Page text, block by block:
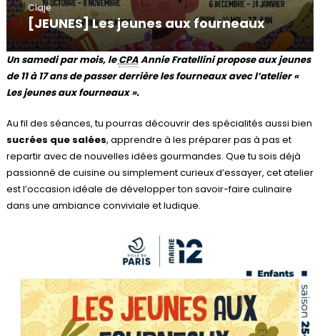
Claje
[JEUNES] Les jeunes aux fourneaux
Un samedi par mois, leCPAAnnie Fratellini propose aux jeunes
de 11 à 17 ans de passer derrière les fourneaux avec l’atelier «
Les jeunes aux fourneaux ».
Au fil des séances, tu pourras découvrir des spécialités aussi bien
sucrées que salées, apprendre à les préparer pas à pas et
repartir avec de nouvelles idées gourmandes. Que tu sois déjà
passionné de cuisine ou simplement curieux d’essayer, cet atelier
est l’occasion idéale de développer ton savoir-faire culinaire
dans une ambiance conviviale et ludique.